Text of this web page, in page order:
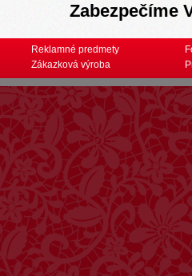
Zabezpečíme
Reklamné predmety
Zákazková výroba